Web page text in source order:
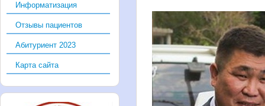
Информатизация
Отзывы пациентов
Абитуриент 2023
Карта сайта